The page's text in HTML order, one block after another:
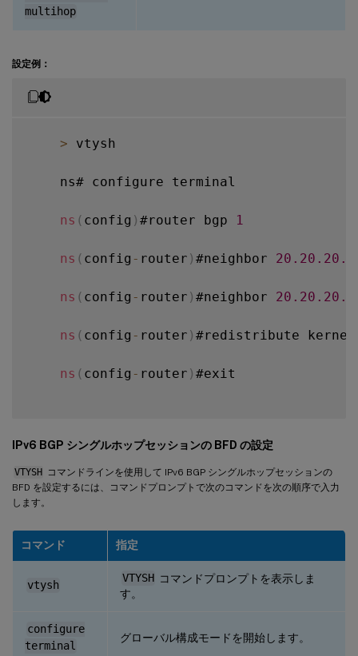
multihop
設定例：
> vtysh
    ns# configure terminal
ns ( config ) #router bgp 1
ns ( config - router ) #neighbor 20.20 .20
ns ( config - router ) #neighbor 20.20 .20
ns ( config - router ) #redistribute kernel
ns ( config - router ) #exit
IPv6 BGP シングルホップセッションの BFD の設定
VTYSH コマンドラインを使用して IPv6 BGP シングルホップセッションの
BFD を設定するには、コマンドプロンプトで次のコマンドを次の順序で入力
します。
コマンド 指定
vtysh
VTYSH
コマンドプロンプトを表示しま
す。
configure
terminal
グローバル構成モードを開始します。